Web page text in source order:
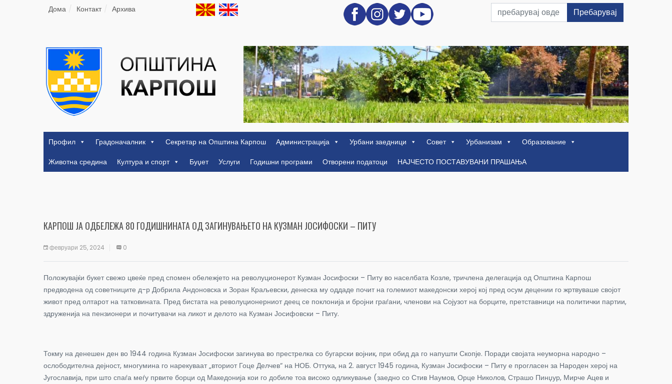
Дома Контакт Архива Пребарувај
Профил Градоначалник Секретар на Општина Карпош Администрација Урбани заедници Совет Урбанизам
Образование
Животна средина
Култура и спорт Буџет Услуги Годишни програми Отворени податоци НАЈЧЕСТО ПОСТАВУВАНИ ПРАШАЊА
КАРПОШ ЈА ОДБЕЛЕЖА 80 ГОДИШНИНАТА ОД ЗАГИНУВАЊЕТО НА КУЗМАН ЈОСИФОСКИ – ПИТУ
февруари 25, 2024 0
Положувајќи букет свежо цвеќе пред спомен обележјето на револуционерот Кузман Јосифоски – Питу во населбата Козле, тричлена делегација од Општина Карпош
предводена од советниците д-р Добрила Андоновска и Зоран Краљевски, денеска му оддаде почит на големиот македонски херој кој пред осум децении го жртвуваше својот
живот пред олтарот на татковината. Пред бистата на револуционерниот деец се поклонија и бројни граѓани, членови на Сојузот на борците, претставници на политички партии,
здруженија на пензионери и почитувачи на ликот и делото на Кузман Јосифовски – Питу.
Токму на денешен ден во 1944 година Кузман Јосифоски загинува во престрелка со бугарски војник, при обид да го напушти Скопје. Поради својата неуморна народно –
ослободителна дејност, многумина го нарекуваат „вториот Гоце Делчев“ на НОБ. Оттука, на 2. август 1945 година, Кузман Јосифоски – Питу е прогласен за Народен херој на
Југославија, при што спаѓа меѓу првите борци од Македонија кои го добиле тоа високо одликување (заедно со Стив Наумов, Орце Николов, Страшо Пинџур, Мирче Ацев и